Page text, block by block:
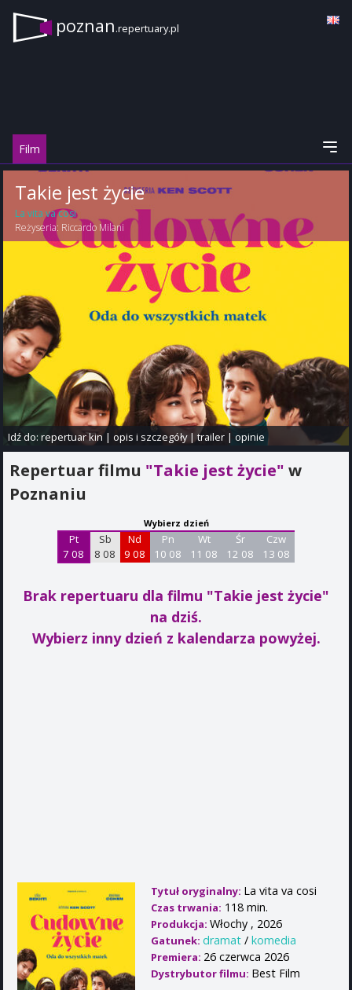
poznan.repertuary.pl
Film
Takie jest życie
La vita va cosi
Reżyseria: Riccardo Milani
Idź do:repertuar kin|opis i szczegóły|trailer |opinie
Repertuar filmu "Takie jest życie" w
Poznaniu
Wybierz dzień
Pt
7 08
Sb
8 08
Nd
9 08
Pn
10 08
Wt
11 08
Śr
12 08
Czw
13 08
Brak repertuaru dla filmu "Takie jest życie"
na dziś.
Wybierz inny dzień z kalendarza powyżej.
Tytuł oryginalny: La vita va cosi
Czas trwania: 118 min.
Produkcja: Włochy , 2026
Gatunek: dramat / komedia
Premiera: 26 czerwca 2026
Dystrybutor filmu: Best Film